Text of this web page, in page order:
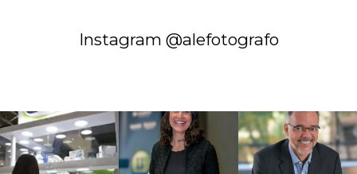
Instagram @alefotografo